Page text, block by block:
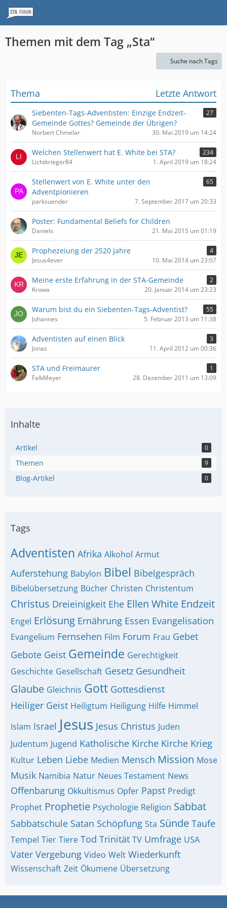
Themen mit dem Tag „Sta“
Suche nach Tags
Thema Letzte Antwort
Siebenten-Tags-Adventisten: Einzige Endzeit-
Gemeinde Gottes? Gemeinde der Übrigen?
27
Norbert Chmelar 30. Mai 2019 um 14:24
Welchen Stellenwert hat E. White bei STA?
234
Lichtkrieger84
1. April 2019 um 18:24
Stellenwert von E. White unter den
Adventpionieren
65
parksuender 7. September 2017 um 20:33
Poster: Fundamental Beliefs for Children
Daniels 21. Mai 2015 um 01:19
Prophezeiung der 2520 Jahre
4
Jesus4ever
10. Mai 2014 um 23:07
Meine erste Erfahrung in der STA-Gemeinde
2
Krowa
20. Januar 2014 um 23:23
Warum bist du ein Siebenten-Tags-Adventist?
55
Johannes
5. Februar 2013 um 11:38
Adventisten auf einen Blick
3
Jonas
11. April 2012 um 00:36
STA und Freimaurer
1
FalkMeyer
28. Dezember 2011 um 13:09
Inhalte
Artikel 0
Themen 9
Blog-Artikel 0
Tags
Adventisten Afrika Alkohol Armut
Auferstehung Babylon Bibel Bibelgespräch
Bibelübersetzung Bücher Christen Christentum
Christus Dreieinigkeit Ehe Ellen White Endzeit
Engel Erlösung Ernährung Essen Evangelisation
Evangelium Fernsehen Film Forum Frau Gebet
Gebote Geist Gemeinde Gerechtigkeit
Geschichte Gesellschaft Gesetz Gesundheit
Glaube Gleichnis Gott Gottesdienst
Heiliger Geist Heiligtum Heiligung Hilfe Himmel
Islam Israel Jesus Jesus Christus Juden
Judentum Jugend Katholische Kirche Kirche Krieg
Kultur Leben Liebe Medien Mensch Mission Mose
Musik Namibia Natur Neues Testament News
Offenbarung Okkultismus Opfer Papst Predigt
Prophet Prophetie Psychologie Religion Sabbat
Sabbatschule Satan Schöpfung Sta Sünde Taufe
Tempel Tier Tiere Tod Trinität TV Umfrage USA
Vater Vergebung Video Welt Wiederkunft
Wissenschaft Zeit Ökumene Übersetzung